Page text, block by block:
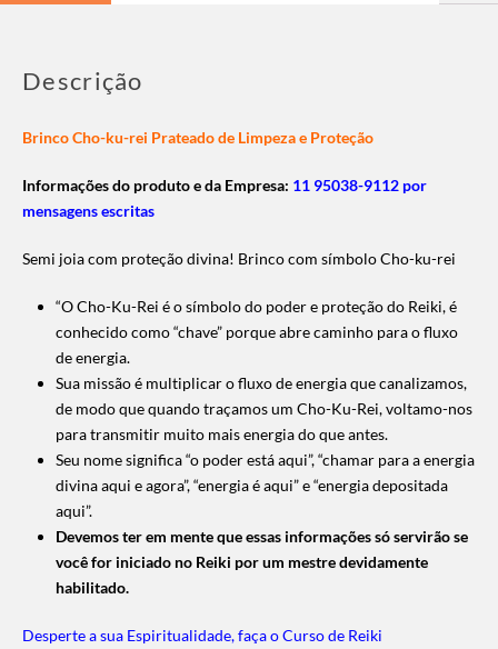
Descrição
Brinco Cho-ku-rei Prateado de Limpeza e Proteção
Informações do produto e da Empresa: 11 95038-9112 por
mensagens escritas
Semi joia com proteção divina! Brinco com símbolo Cho-ku-rei
“O Cho-Ku-Rei é o símbolo do poder e proteção do Reiki, é
conhecido como “chave” porque abre caminho para o fluxo
de energia.
Sua missão é multiplicar o fluxo de energia que canalizamos,
de modo que quando traçamos um Cho-Ku-Rei, voltamo-nos
para transmitir muito mais energia do que antes.
Seu nome significa “o poder está aqui”, “chamar para a energia
divina aqui e agora”, “energia é aqui” e “energia depositada
aqui”.
Devemos ter em mente que essas informações só servirão se
você for iniciado no Reiki por um mestre devidamente
habilitado.
Desperte a sua Espiritualidade, faça o Curso de Reiki